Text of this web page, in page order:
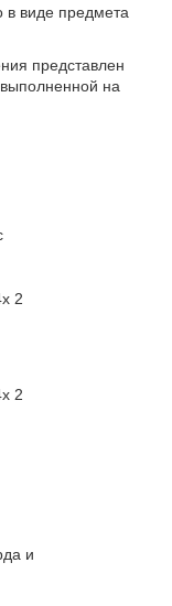
в виде предмета
представлен
на
2
2
и